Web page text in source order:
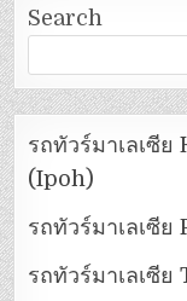
Search
รถทัวร์มาเลเซี
(Ipoh)
รถทัวร์มาเลเซี
รถทัวร์มาเลเซีย